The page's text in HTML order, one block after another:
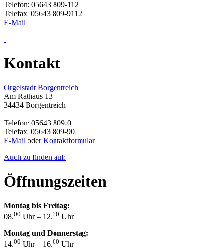
Telefon: 05643 809-112
Telefax: 05643 809-9112
E-Mail
Kontakt
Orgelstadt Borgentreich
Am Rathaus 13
34434 Borgentreich
Telefon: 05643 809-0
Telefax: 05643 809-90
E-Mail oderKontaktformular
Auch zu finden auf:
Öffnungszeiten
Montag bis Freitag:
08.00 Uhr – 12.30 Uhr
Montag und Donnerstag:
14.00 Uhr – 16.00 Uhr